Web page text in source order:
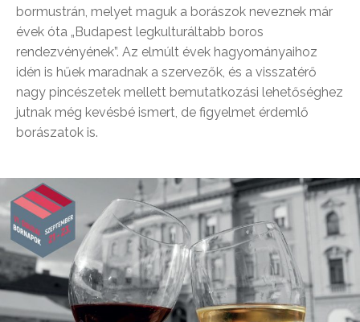
bormustrán, melyet maguk a borászok neveznek már
évek óta „Budapest legkulturáltabb boros
rendezvényének”. Az elmúlt évek hagyományaihoz
idén is hűek maradnak a szervezők, és a visszatérő
nagy pincészetek mellett bemutatkozási lehetőséghez
jutnak még kevésbé ismert, de figyelmet érdemlő
borászatok is.